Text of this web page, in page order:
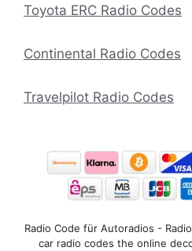
Toyota ERC Radio Codes
Continental Radio Codes
Travelpilot Radio Codes
Radio Code für Autoradios -
car radio codes the online